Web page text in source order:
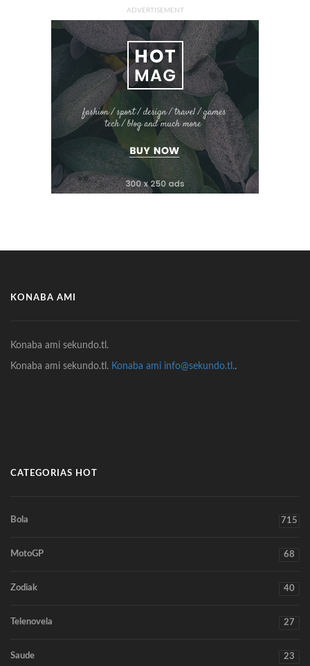
ADVERTISEMENT
KONABA AMI
Konaba ami sekundo.tl.
Konaba ami sekundo.tl. Konaba ami info@sekundo.tl..
CATEGORIAS HOT
Bola 715
MotoGP 68
Zodiak 40
Telenovela 27
Saude 23